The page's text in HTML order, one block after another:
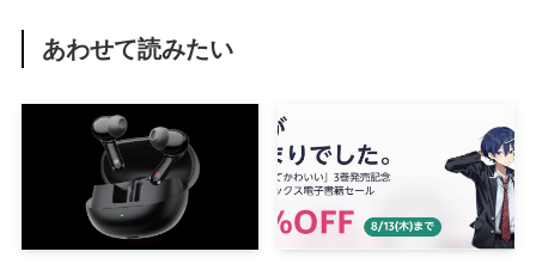
あわせて読みたい